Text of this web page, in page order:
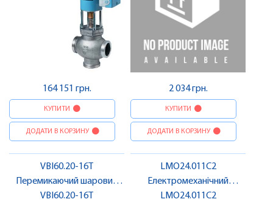
164 151 грн.
КУПИТИ
ДОДАТИ В КОРЗИНУ
2 034 грн.
КУПИТИ
ДОДАТИ В КОРЗИНУ
VBI60.20-16T
Перемикаючий шаровий
клапан, 3-ход., PN40, DN20,
VBI60.20-16T
LMO24.011C2
Електромеханічний
автомат горіння | SIEMENS
LMO24.011C2